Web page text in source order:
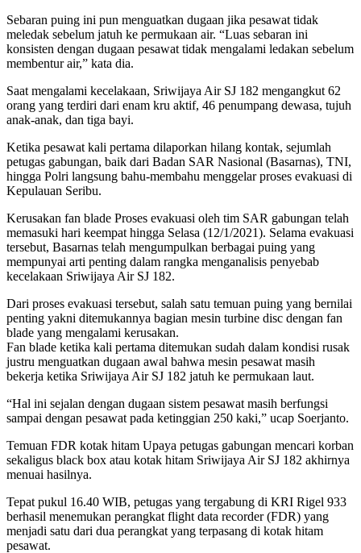
Sebaran puing ini pun menguatkan dugaan jika pesawat tidak
meledak sebelum jatuh ke permukaan air. “Luas sebaran ini
konsisten dengan dugaan pesawat tidak mengalami ledakan sebelum
membentur air,” kata dia.
Saat mengalami kecelakaan, Sriwijaya Air SJ 182 mengangkut 62
orang yang terdiri dari enam kru aktif, 46 penumpang dewasa, tujuh
anak-anak, dan tiga bayi.
Ketika pesawat kali pertama dilaporkan hilang kontak, sejumlah
petugas gabungan, baik dari Badan SAR Nasional (Basarnas), TNI,
hingga Polri langsung bahu-membahu menggelar proses evakuasi di
Kepulauan Seribu.
Kerusakan fan blade Proses evakuasi oleh tim SAR gabungan telah
memasuki hari keempat hingga Selasa (12/1/2021). Selama evakuasi
tersebut, Basarnas telah mengumpulkan berbagai puing yang
mempunyai arti penting dalam rangka menganalisis penyebab
kecelakaan Sriwijaya Air SJ 182.
Dari proses evakuasi tersebut, salah satu temuan puing yang bernilai
penting yakni ditemukannya bagian mesin turbine disc dengan fan
blade yang mengalami kerusakan.
Fan blade ketika kali pertama ditemukan sudah dalam kondisi rusak
justru menguatkan dugaan awal bahwa mesin pesawat masih
bekerja ketika Sriwijaya Air SJ 182 jatuh ke permukaan laut.
“Hal ini sejalan dengan dugaan sistem pesawat masih berfungsi
sampai dengan pesawat pada ketinggian 250 kaki,” ucap Soerjanto.
Temuan FDR kotak hitam Upaya petugas gabungan mencari korban
sekaligus black box atau kotak hitam Sriwijaya Air SJ 182 akhirnya
menuai hasilnya.
Tepat pukul 16.40 WIB, petugas yang tergabung di KRI Rigel 933
berhasil menemukan perangkat flight data recorder (FDR) yang
menjadi satu dari dua perangkat yang terpasang di kotak hitam
pesawat.